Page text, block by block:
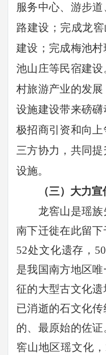
服务中心、游步
路建设；完成龙
建设；完成梅池
池山庄等民宿建
村旅游产业的发
设施建设带来磅
极招商引资和向
三方协力，共同
设施。
（三）大力
龙窖山是瑶
南下迁徙在此留
52处文化遗存，
是我国南方地区
征的大型古文化
已消逝的石文化
的、最原始的佐
窖山地区瑶文化